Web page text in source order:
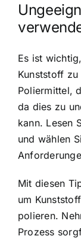
Es ist
Kunststoff
Poliermittel,
da dies zu
kann. Lesen
und wählen
Mit diesen
um
polieren.
Prozess